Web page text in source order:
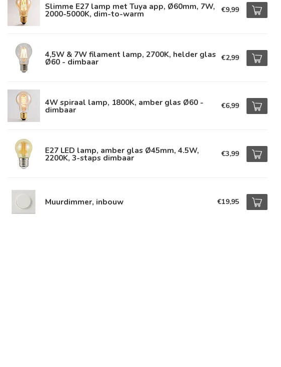
Slimme E27 lamp met Tuya app, Ø60mm, 7W,
2000-5000K, dim-to-warm €9,99
4,5W & 7W filament lamp, 2700K, helder glas
Ø60 - dimbaar €2,99
4W spiraal lamp, 1800K, amber glas Ø60 -
dimbaar €6,99
E27 LED lamp, amber glas Ø45mm, 4.5W,
2200K, 3-staps dimbaar €3,99
Muurdimmer, inbouw €19,95